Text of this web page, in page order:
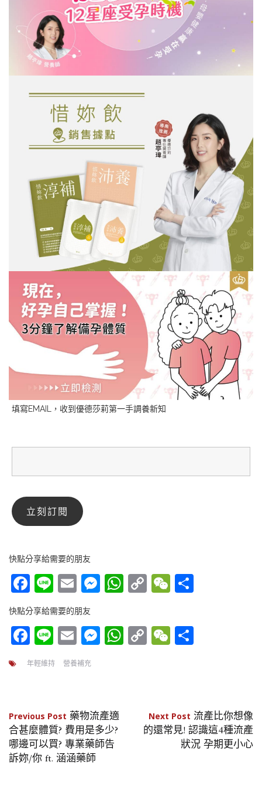
填寫EMAIL，收到優德莎莉第一手調養新知
快點分享給需要的朋友
Facebook
LineEmailMessenger
WhatsApp
CopyWeChat
快點分享給需要的朋友
Facebook
LineEmailMessenger
WhatsApp
CopyWeChat
年輕維持 營養補充
文
章
導
Previous Post 藥物流產適
合甚麼體質? 費用是多少?
哪邊可以買? 專業藥師告
訴妳/你 ft. 涵涵藥師
Next Post 流產比你想像
的還常見! 認識這4種流產
狀況 孕期更小心